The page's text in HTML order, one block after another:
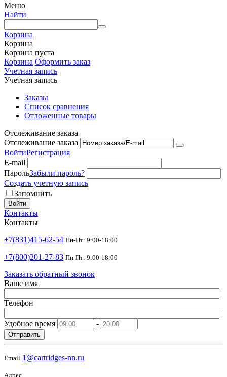
Меню
Найти
Корзина
Корзина
Корзина пуста
Корзина Оформить заказ
Учетная запись
Учетная запись
Заказы
Список сравнения
Отложенные товары
Отслеживание заказа
Отслеживание заказа
ВойтиРегистрация
E-mail
ПарольЗабыли пароль?
Создать учетную запись
Запомнить
Войти
Контакты
Контакты
+7(831)415-62-54 Пн-Пт: 9:00-18:00
+7(800)201-27-83 Пн-Пт: 9:00-18:00
Заказать обратный звонок
Ваше имя
Телефон
Удобное время -
Отправить
Email 1@cartridges-nn.ru
Адрес